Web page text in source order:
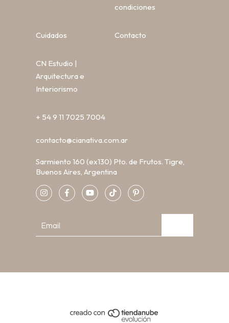
condiciones
Cuidados Contacto
CN Estudio |
Arquitectura e
Interiorismo
+ 54 9 11 7025 7004
contacto@cianativa.com.ar
Sarmiento 160 (ex130) Pto. de Frutos. Tigre,
Buenos Aires, Argentina